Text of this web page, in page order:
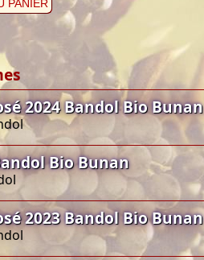
PANIER
2024 Bandol Bio Bunan
Bio Bunan
2023 Bandol Bio Bunan